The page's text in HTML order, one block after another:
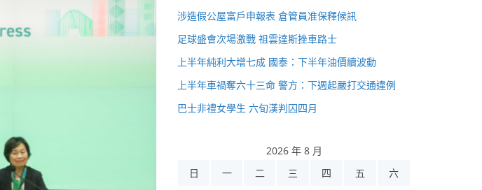
涉造假公屋富戶申報表 倉管員准保釋候訊
足球盛會次場激戰 祖雲達斯挫車路士
上半年純利大增七成 國泰：下半年油價續波動
上半年車禍奪六十三命 警方：下週起嚴打交通違例
巴士非禮女學生 六旬漢判囚四月
2026 年 8 月
日
一 二 三 四 五 六